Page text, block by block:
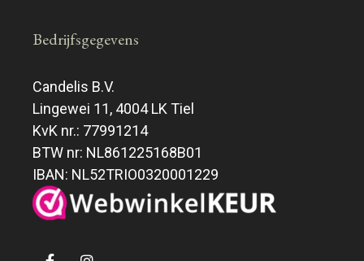
Bedrijfsgegevens
Candelis B.V.
Lingewei 11, 4004 LK Tiel
KvK nr.: 77991214
BTW nr: NL861225168B01
IBAN: NL52TRIO0320001229